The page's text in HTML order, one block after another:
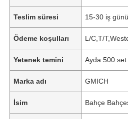
Teslim süresi 15-30 iş günü
Ödeme koşulları L/C,T/
Yetenek temini Ayda 500 set
Marka adı GMICH
İsim Bahçe